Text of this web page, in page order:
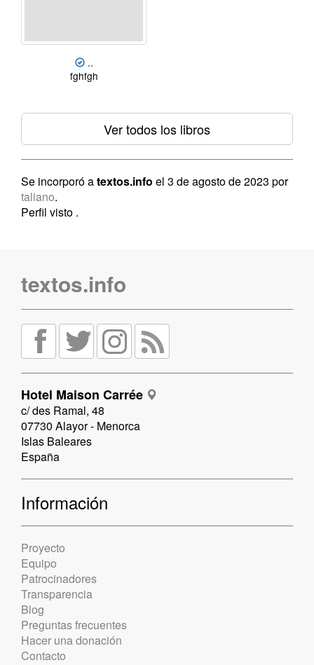
..
fghfgh
Ver todos los libros
Se incorporó atextos.info el 3 de agosto de 2023 por
taliano.
Perfil visto .
textos.info
Hotel Maison Carrée
c/ des Ramal, 48
07730 Alayor - Menorca
Islas Baleares
España
Información
Proyecto
Equipo
Patrocinadores
Transparencia
Blog
Preguntas frecuentes
Hacer una donación
Contacto